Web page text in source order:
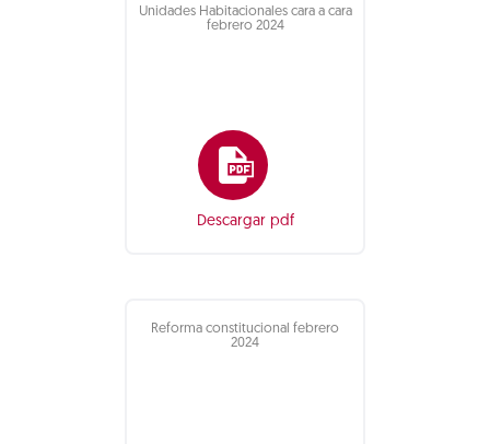
Unidades Habitacionales cara a cara
febrero 2024
Descargar pdf
Reforma constitucional febrero
2024